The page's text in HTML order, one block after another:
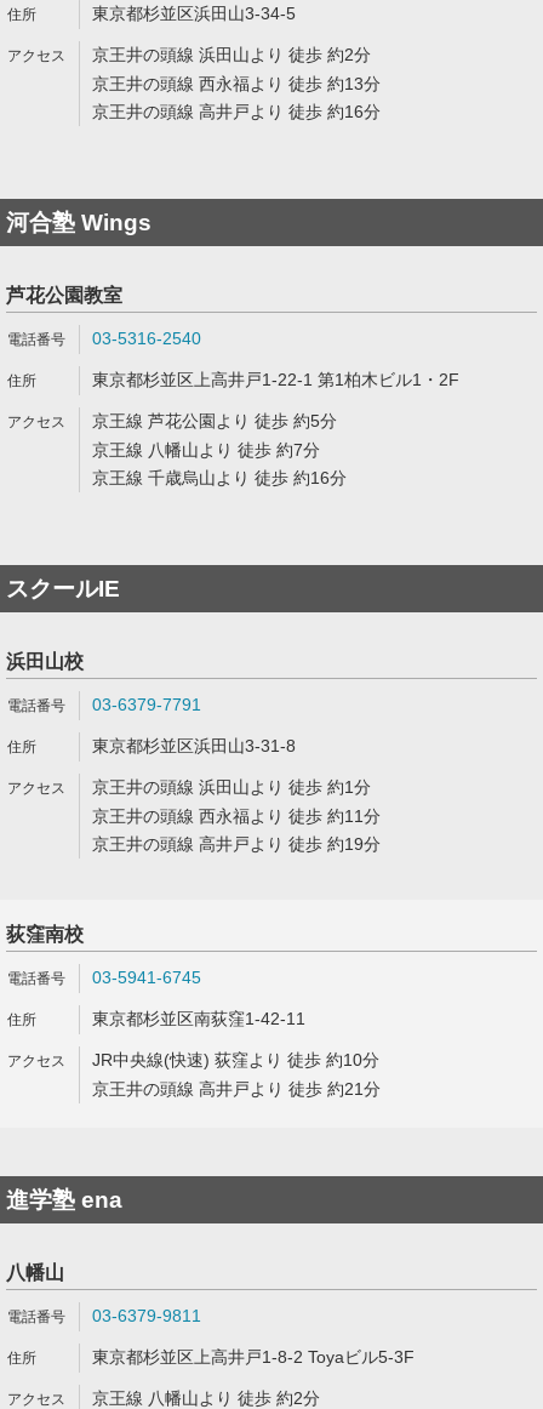
東京都杉並区浜田山3-34-5
京王井の頭線 浜田山より 徒歩 約2分
京王井の頭線 西永福より 徒歩 約13分
京王井の頭線 高井戸より 徒歩 約16分
河合塾 Wings
芦花公園教室
03-5316-2540
東京都杉並区上高井戸1-22-1 第1柏木ビル1・2F
京王線 芦花公園より 徒歩 約5分
京王線 八幡山より 徒歩 約7分
京王線 千歳烏山より 徒歩 約16分
スクールIE
浜田山校
03-6379-7791
東京都杉並区浜田山3-31-8
京王井の頭線 浜田山より 徒歩 約1分
京王井の頭線 西永福より 徒歩 約11分
京王井の頭線 高井戸より 徒歩 約19分
荻窪南校
03-5941-6745
東京都杉並区南荻窪1-42-11
JR中央線(快速) 荻窪より 徒歩 約10分
京王井の頭線 高井戸より 徒歩 約21分
進学塾 ena
八幡山
03-6379-9811
東京都杉並区上高井戸1-8-2 Toyaビル5-3F
京王線 八幡山より 徒歩 約2分